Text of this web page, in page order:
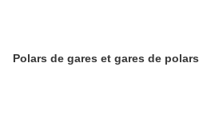
Polars de gares et gares de polars